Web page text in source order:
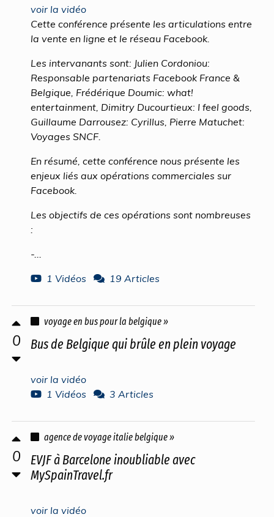
voir la vidéo
Cette conférence présente les articulations entre
la vente en ligne et le réseau Facebook.
Les intervanants sont: Julien Cordoniou:
Responsable partenariats Facebook France &
Belgique, Frédérique Doumic: what!
entertainment, Dimitry Ducourtieux: I feel goods,
Guillaume Darrousez: Cyrillus, Pierre Matuchet:
Voyages SNCF.
En résumé, cette conférence nous présente les
enjeux liés aux opérations commerciales sur
Facebook.
Les objectifs de ces opérations sont nombreuses
:
-...
1 Vidéos
19 Articles
0
voyage en bus pour la belgique »
Bus de Belgique qui brûle en plein voyage
voir la vidéo
1 Vidéos
3 Articles
0
agence de voyage italie belgique »
EVJF à Barcelone inoubliable avec
MySpainTravel.fr
voir la vidéo